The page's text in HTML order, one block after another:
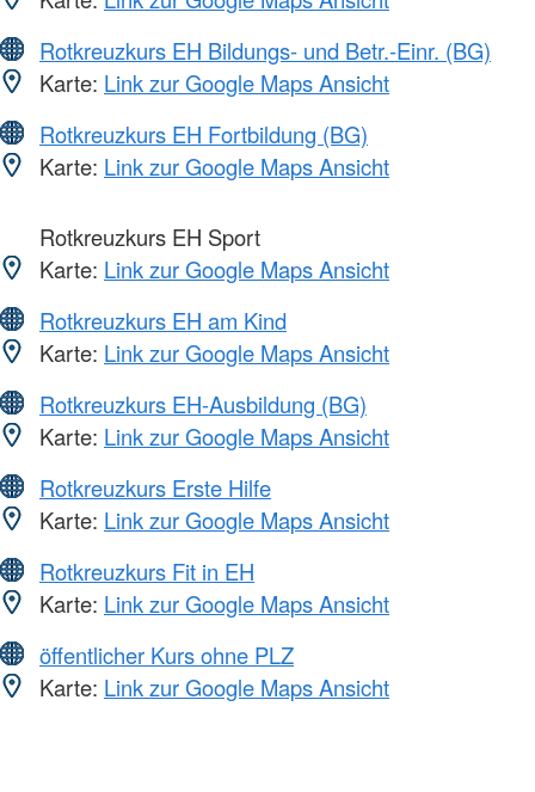
Rotkreuzkurs EH Bildungs- und Betr.-Einr. (BG)
Karte: Link zur Google Maps Ansicht
Rotkreuzkurs EH Fortbildung (BG)
Karte: Link zur Google Maps Ansicht
Rotkreuzkurs EH Sport
Karte: Link zur Google Maps Ansicht
Rotkreuzkurs EH am Kind
Karte: Link zur Google Maps Ansicht
Rotkreuzkurs EH-Ausbildung (BG)
Karte: Link zur Google Maps Ansicht
Rotkreuzkurs Erste Hilfe
Karte: Link zur Google Maps Ansicht
Rotkreuzkurs Fit in EH
Karte: Link zur Google Maps Ansicht
öffentlicher Kurs ohne PLZ
Karte: Link zur Google Maps Ansicht